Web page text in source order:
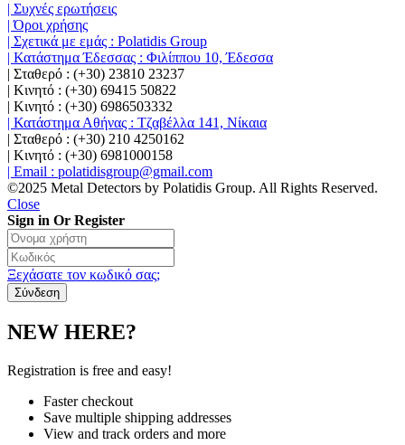
| Συχνές ερωτήσεις
| Όροι χρήσης
| Σχετικά με εμάς : Polatidis Group
| Κατάστημα Έδεσσας : Φιλίππου 10, Έδεσσα
| Σταθερό : (+30) 23810 23237
| Κινητό : (+30) 69415 50822
| Κινητό : (+30) 6986503332
| Κατάστημα Αθήνας : Τζαβέλλα 141, Νίκαια
| Σταθερό : (+30) 210 4250162
| Κινητό : (+30) 6981000158
| Email : polatidisgroup@gmail.com
©2025 Metal Detectors by Polatidis Group. All Rights Reserved.
Close
Sign in Or Register
Ξεχάσατε τον κωδικό σας;
NEW HERE?
Registration is free and easy!
Faster checkout
Save multiple shipping addresses
View and track orders and more